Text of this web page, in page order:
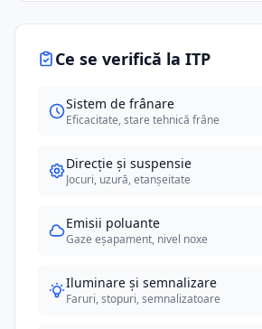
Ce se verifică la ITP
Sistem de frânare
Eficacitate, stare tehnică frâne
Direcție și suspensie
Jocuri, uzură, etanșeitate
Emisii poluante
Gaze eșapament, nivel noxe
Iluminare și semnalizare
Faruri, stopuri, semnalizatoare